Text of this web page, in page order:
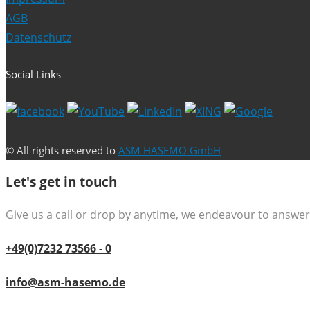
AGB
Datenschutz
Social Links
© All rights reserved to ASM HASEMO GmbH
Let's get in touch
Give us a call or drop by anytime, we endeavour to
+49(0)7232 73566 - 0
info@asm-hasemo.de